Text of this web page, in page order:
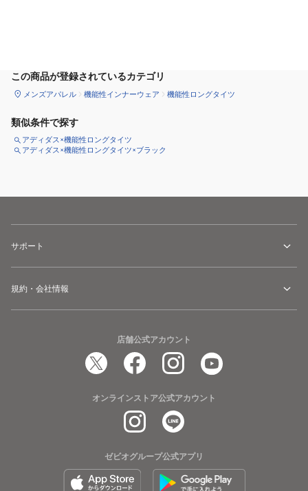
この商品が登録されているカテゴリ
メンズアパレル 機能性インナーウェア 機能性ロングタイツ
類似条件で探す
アディダス×機能性ロングタイツ
アディダス×機能性ロングタイツ×ブラック
サポート
規約・会社情報
店舗公式アカウント
オンラインストア公式アカウント
ゼビオグループ公式アプリ